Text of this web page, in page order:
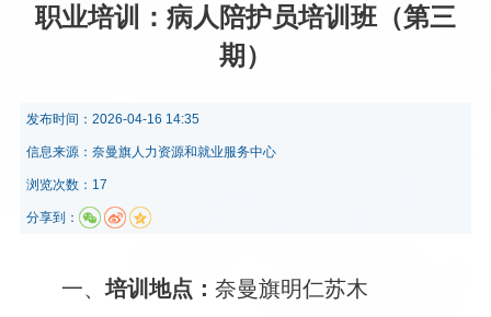
职业培训：病人陪护员培训班（第三
期）
发布时间： 2026-04-16 14:35
信息来源： ​奈曼旗人力资源和就业服务中心
浏览次数：17
分享到：
一、培训地点： 奈曼旗明仁苏木